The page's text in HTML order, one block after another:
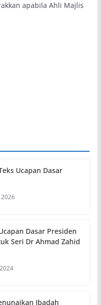
apabila Ahli Majlis
Ucapan Dasar
2026
Dasar Presiden
Seri Dr Ahmad Zahid
Ibadah